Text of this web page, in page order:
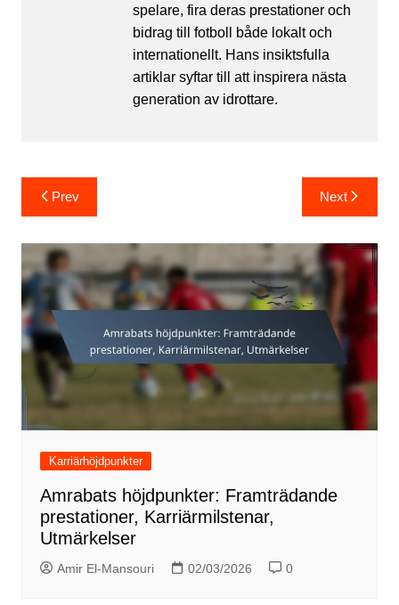
spelare, fira deras prestationer och
bidrag till fotboll både lokalt och
internationellt. Hans insiktsfulla
artiklar syftar till att inspirera nästa
generation av idrottare.
Post
navigation
Prev Next
Karriärhöjdpunkter
Amrabats höjdpunkter: Framträdande
prestationer, Karriärmilstenar,
Utmärkelser
Amir El-Mansouri 02/03/2026 0